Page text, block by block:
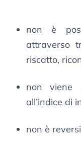
non è
attraverso
riscatto,
non viene
all’indice di
non è